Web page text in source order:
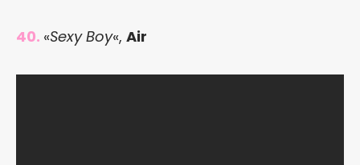
40. «Sexy Boy«, Air